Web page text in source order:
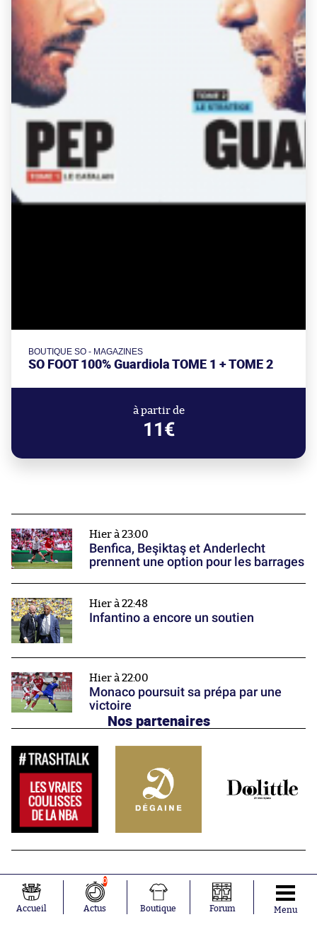
BOUTIQUE SO - MAGAZINES
SO FOOT 100% Guardiola TOME 1 + TOME 2
à partir de
11€
Hier à 23:00
Benfica, Beşiktaş et Anderlecht
prennent une option pour les barrages
Hier à 22:48
Infantino a encore un soutien
Hier à 22:00
Monaco poursuit sa prépa par une
victoire
Nos partenaires
Accueil
0
Actus Boutique Forum Menu